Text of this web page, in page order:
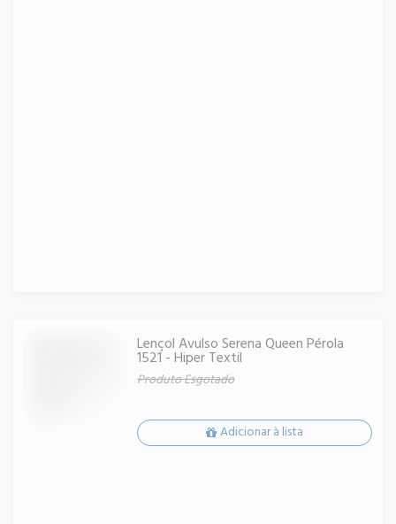
Lençol Avulso Serena Queen Pérola
1521 - Hiper Textil
Produto Esgotado
Adicionar à lista